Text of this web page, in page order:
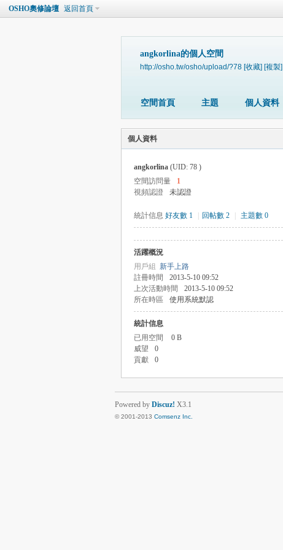
OSHO奧修論壇 返回首頁
angkorlina的個人空間
http://osho.tw/osho/upload/?78 [收藏] [複製]
空間首頁 主題 個人資料
個人資料
angkorlina (UID: 78 )
空間訪問量
1
視頻認證
未認證
統計信息 好友數 1 回帖數 2 主題數 0
活躍概況
用戶組 新手上路
註冊時間
2013-5-10 09:52
上次活動時間
2013-5-10 09:52
所在時區
使用系統默認
統計信息
已用空間
0 B
威望
0
貢獻
0
Powered by Discuz! X3.1
© 2001-2013 Comsenz Inc.